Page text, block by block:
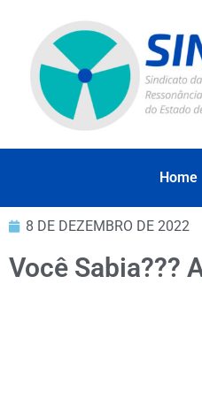
Home
8 DE DEZEMBRO DE 2022
Você Sabia???